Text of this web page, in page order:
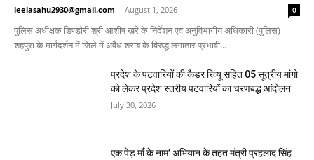
leelasahu2930@gmail.com - August 1, 2026 0
पुलिस अधीक्षक डिण्डौरी श्री आशीष खरे के निर्देशन एवं अनुविभागीय अधिकारी (पुलिस)
शहपुरा के मार्गदर्शन में जिले में अवैध शराब के विरुद्ध लगातार प्रभावी...
प्रदेश के पटवारियों की कैडर रिव्यू सहित 05 सूत्रीय मांगो
को लेकर प्रदेश स्तरीय पटवारियों का चरणबद्ध आंदोलन
July 30, 2026
एक पेड़ माँ के नाम’ अभियान के तहत मंत्री प्रहलाद सिंह